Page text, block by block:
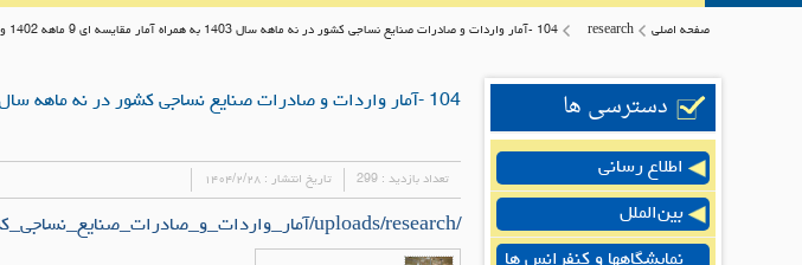
صفحه اصلی research 104 -آمار واردات و صادرات صنایع نساجی کشور در نه ماهه سال 1403 به همراه آمار مقایسه ای 9 ماهه 1402 و 1403
دسترسی ها
اطلاع رسانی
بین‌الملل
نمایشگاهها و کنفرانس ها
104 -آمار واردات و صادرات صنایع نساجی کشور در نه ماهه سال 1403 به همراه آمار مقایسه ای 9 ماهه 1402 و 1403
تعداد بازدید : 299 تاریخ انتشار : ۱۴۰۴/۲/۲۸
/uploads/research/آمار_واردات_و_صادرات_صنایع_نساجی_کشور_در_نه_ماهه_سال_1403_به_همراه.pdf